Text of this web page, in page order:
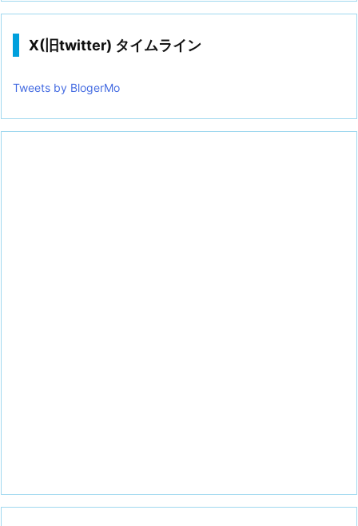
X(旧twitter) タイムライン
Tweets by BlogerMo